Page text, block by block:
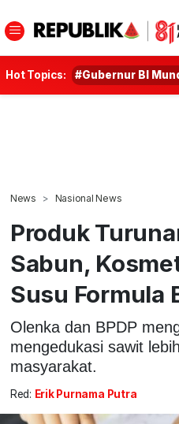
Hot Topics: #Gubernur BI
News Nasional News
Produk
Sabun,
Susu Formula
Olenka dan BPDP
mengedukasi sawit
masyarakat.
Red: Erik Purnama Putra